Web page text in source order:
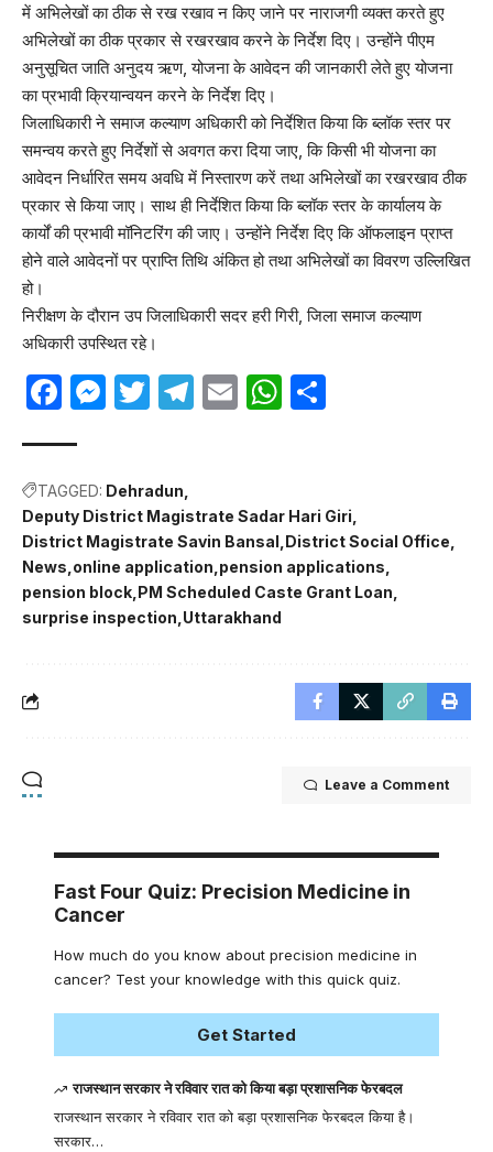
में अभिलेखों का ठीक से रख रखाव न किए जाने पर नाराजगी व्यक्त करते हुए
अभिलेखों का ठीक प्रकार से रखरखाव करने के निर्देश दिए। उन्होंने पीएम
अनुसूचित जाति अनुदय ऋण, योजना के आवेदन की जानकारी लेते हुए योजना
का प्रभावी क्रियान्वयन करने के निर्देश दिए।
जिलाधिकारी ने समाज कल्याण अधिकारी को निर्देशित किया कि ब्लॉक स्तर पर
समन्वय करते हुए निर्देशों से अवगत करा दिया जाए, कि किसी भी योजना का
आवेदन निर्धारित समय अवधि में निस्तारण करें तथा अभिलेखों का रखरखाव ठीक
प्रकार से किया जाए। साथ ही निर्देशित किया कि ब्लॉक स्तर के कार्यालय के
कार्यों की प्रभावी मॉनिटरिंग की जाए। उन्होंने निर्देश दिए कि ऑफलाइन प्राप्त
होने वाले आवेदनों पर प्राप्ति तिथि अंकित हो तथा अभिलेखों का विवरण उल्लिखित
हो।
निरीक्षण के दौरान उप जिलाधिकारी सदर हरी गिरी, जिला समाज कल्याण
अधिकारी उपस्थित रहे।
Facebook
Messenger
Twitter
Telegram
EmailWhatsApp
TAGGED: Dehradun
Deputy District Magistrate Sadar Hari Giri
District Magistrate Savin Bansal District Social Office
News online application pension applications
pension block PM Scheduled Caste Grant Loan
surprise inspection Uttarakhand
Leave a Comment
Fast Four Quiz: Precision Medicine in
Cancer
How much do you know about precision medicine in
cancer? Test your knowledge with this quick quiz.
Get Started
राजस्थान सरकार ने रविवार रात को किया बड़ा प्रशासनिक फेरबदल
राजस्थान सरकार ने रविवार रात को बड़ा प्रशासनिक फेरबदल किया है।
सरकार…